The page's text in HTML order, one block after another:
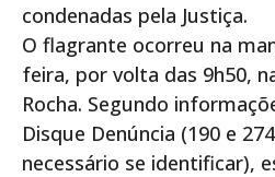
condenadas pela Justiça.
O flagrante ocorreu na
feira, por volta das 9h50,
Rocha. Segundo
Disque Denúncia (190 e
necessário se identificar),